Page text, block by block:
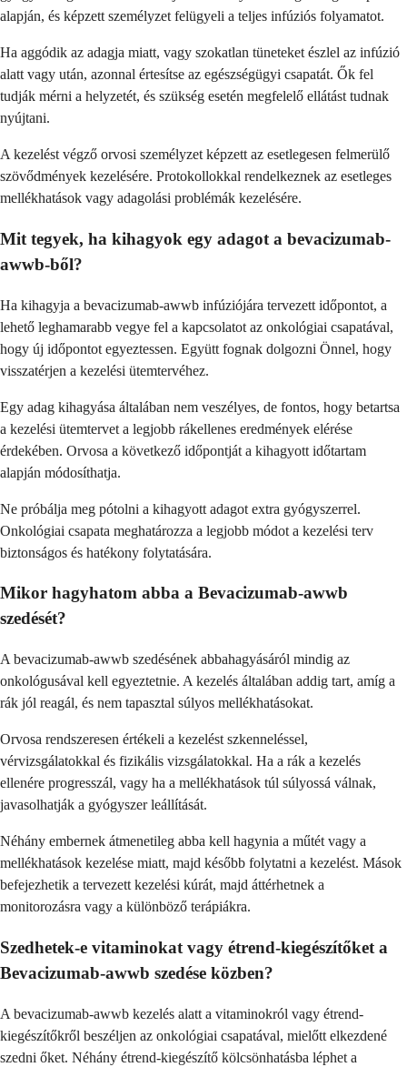
alapján, és képzett személyzet felügyeli a teljes infúziós folyamatot.
Ha aggódik az adagja miatt, vagy szokatlan tüneteket észlel az infúzió
alatt vagy után, azonnal értesítse az egészségügyi csapatát. Ők fel
tudják mérni a helyzetét, és szükség esetén megfelelő ellátást tudnak
nyújtani.
A kezelést végző orvosi személyzet képzett az esetlegesen felmerülő
szövődmények kezelésére. Protokollokkal rendelkeznek az esetleges
mellékhatások vagy adagolási problémák kezelésére.
Mit tegyek, ha kihagyok egy adagot a bevacizumab-
awwb-ből?
Ha kihagyja a bevacizumab-awwb infúziójára tervezett időpontot, a
lehető leghamarabb vegye fel a kapcsolatot az onkológiai csapatával,
hogy új időpontot egyeztessen. Együtt fognak dolgozni Önnel, hogy
visszatérjen a kezelési ütemtervéhez.
Egy adag kihagyása általában nem veszélyes, de fontos, hogy betartsa
a kezelési ütemtervet a legjobb rákellenes eredmények elérése
érdekében. Orvosa a következő időpontját a kihagyott időtartam
alapján módosíthatja.
Ne próbálja meg pótolni a kihagyott adagot extra gyógyszerrel.
Onkológiai csapata meghatározza a legjobb módot a kezelési terv
biztonságos és hatékony folytatására.
Mikor hagyhatom abba a Bevacizumab-awwb
szedését?
A bevacizumab-awwb szedésének abbahagyásáról mindig az
onkológusával kell egyeztetnie. A kezelés általában addig tart, amíg a
rák jól reagál, és nem tapasztal súlyos mellékhatásokat.
Orvosa rendszeresen értékeli a kezelést szkenneléssel,
vérvizsgálatokkal és fizikális vizsgálatokkal. Ha a rák a kezelés
ellenére progresszál, vagy ha a mellékhatások túl súlyossá válnak,
javasolhatják a gyógyszer leállítását.
Néhány embernek átmenetileg abba kell hagynia a műtét vagy a
mellékhatások kezelése miatt, majd később folytatni a kezelést. Mások
befejezhetik a tervezett kezelési kúrát, majd áttérhetnek a
monitorozásra vagy a különböző terápiákra.
Szedhetek-e vitaminokat vagy étrend-kiegészítőket a
Bevacizumab-awwb szedése közben?
A bevacizumab-awwb kezelés alatt a vitaminokról vagy étrend-
kiegészítőkről beszéljen az onkológiai csapatával, mielőtt elkezdené
szedni őket. Néhány étrend-kiegészítő kölcsönhatásba léphet a